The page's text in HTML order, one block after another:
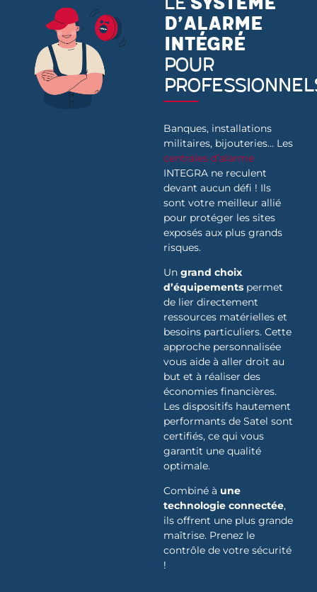
d’alarme
intégré
pour
Banques, installations
militaires, bijouteries… Les
centrales d’alarme
INTEGRA ne reculent
devant aucun défi ! Ils
sont votre meilleur allié
pour protéger les sites
exposés aux plus grands
risques.
Un grand choix
d’équipementspermet
de lier directement
ressources matérielles et
besoins particuliers. Cette
approche personnalisée
vous aide à aller droit au
but et à réaliser des
économies financières.
Les dispositifs hautement
performants de Satel sont
certifiés, ce qui vous
garantit une qualité
optimale.
Combiné à une
technologie connectée,
ils offrent une plus grande
maîtrise. Prenez le
contrôle de votre sécurité
!